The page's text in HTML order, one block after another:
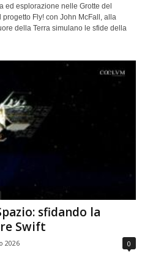
ed esplorazione nelle Grotte del
Fly! con John McFall, alla
della Terra simulano le sfide della
sfidando la
Swift
2026 0